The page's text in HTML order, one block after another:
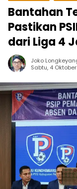
Bantahan
Pastikan
dari Liga 4
Joko
Sabtu, 4 Oktober